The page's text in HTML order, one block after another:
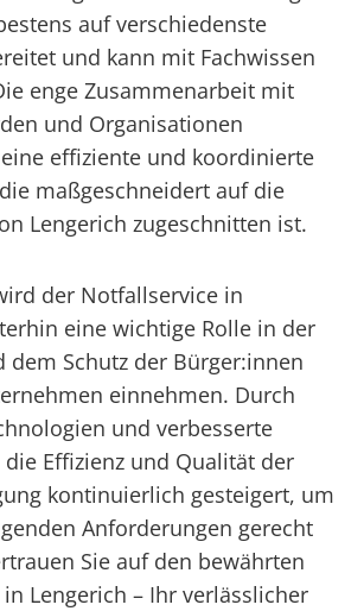
auf verschiedenste
und kann mit Fachwissen
enge Zusammenarbeit mit
und Organisationen
effiziente und koordinierte
maßgeschneidert auf die
Lengerich zugeschnitten ist.
der Notfallservice in
eine wichtige Rolle in der
dem Schutz der Bürger:innen
einnehmen. Durch
und verbesserte
die Effizienz und Qualität der
kontinuierlich gesteigert, um
Anforderungen gerecht
Sie auf den bewährten
Lengerich – Ihr verlässlicher